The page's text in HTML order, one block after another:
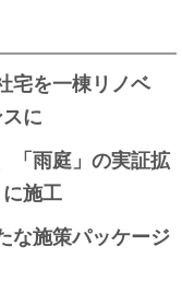
宅を一棟リノベ
に
「雨庭」の実証拡
施工
な施策パッケージ